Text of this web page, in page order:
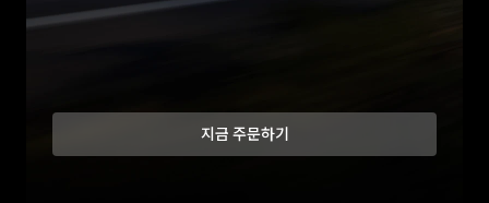
지금 주문하기